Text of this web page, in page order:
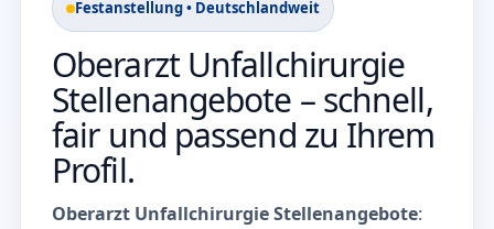
Festanstellung • Deutschlandweit
Oberarzt Unfallchirurgie
Stellenangebote – schnell,
fair und passend zu Ihrem
Profil.
Oberarzt Unfallchirurgie Stellenangebote: